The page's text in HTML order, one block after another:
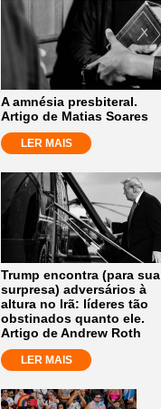
A amnésia presbiteral.
Artigo de Matias Soares
LER MAIS
Trump encontra (para sua
surpresa) adversários à
altura no Irã: líderes tão
obstinados quanto ele.
Artigo de Andrew Roth
LER MAIS